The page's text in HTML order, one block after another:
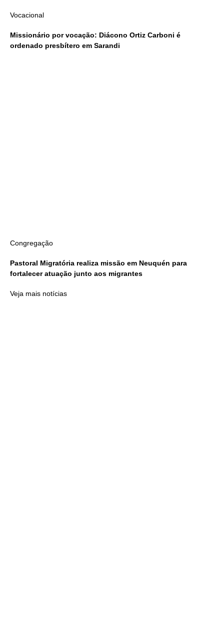
Vocacional
Missionário por vocação: Diácono Ortiz Carboni é
ordenado presbítero em Sarandi
Congregação
Pastoral Migratória realiza missão em Neuquén para
fortalecer atuação junto aos migrantes
Veja mais notícias